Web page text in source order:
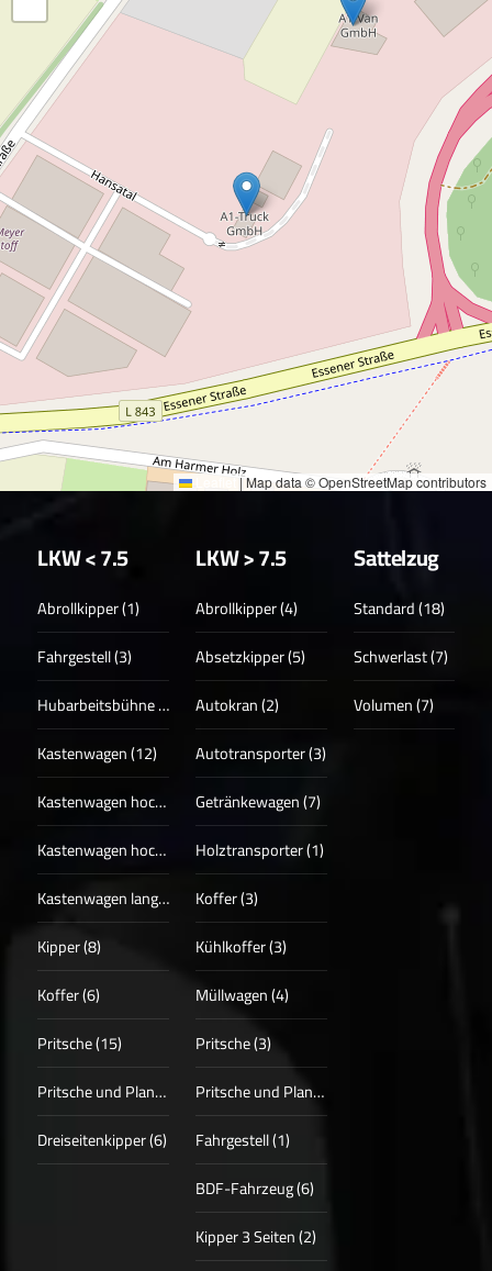
Leaflet |Map data © OpenStreetMap contributors
LKW < 7.5
Abrollkipper (1)
Fahrgestell (3)
Hubarbeitsbühne (3)
Kastenwagen (12)
Kastenwagen hoch (17)
Kastenwagen hoch + lang (13)
Kastenwagen lang (4)
Kipper (8)
Koffer (6)
Pritsche (15)
Pritsche und Plane (3)
Dreiseitenkipper (6)
LKW > 7.5
Abrollkipper (4)
Absetzkipper (5)
Autokran (2)
Autotransporter (3)
Getränkewagen (7)
Holztransporter (1)
Koffer (3)
Kühlkoffer (3)
Müllwagen (4)
Pritsche (3)
Pritsche und Plane (1)
Fahrgestell (1)
BDF-Fahrzeug (6)
Kipper 3 Seiten (2)
Sattelzug
Standard (18)
Schwerlast (7)
Volumen (7)